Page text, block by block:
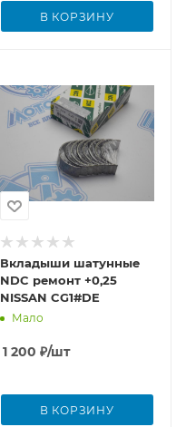
В КОРЗИНУ
Вкладыши шатунные
NDC ремонт +0,25
NISSAN CG1#DE
Мало
1 200 ₽/шт
В КОРЗИНУ